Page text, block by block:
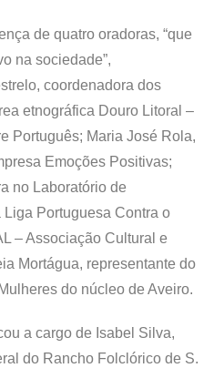
de quatro oradoras, “que
na sociedade”,
coordenadora dos
etnográfica Douro Litoral –
Português; Maria José Rola,
Emoções Positivas;
no Laboratório de
Liga Portuguesa Contra o
– Associação Cultural e
Mortágua, representante do
do núcleo de Aveiro.
a cargo de Isabel Silva,
do Rancho Folclórico de S.